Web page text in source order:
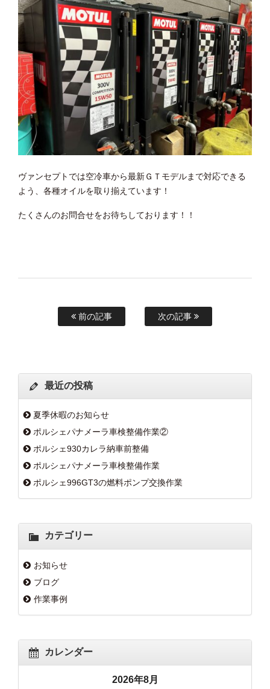
ヴァンセプトでは空冷車から最新ＧＴモデルまで対応できる
よう、各種オイルを取り揃えています！
たくさんのお問合せをお待ちしております！！
前の記事 次の記事
最近の投稿
夏季休暇のお知らせ
ポルシェパナメーラ車検整備作業②
ポルシェ930カレラ納車前整備
ポルシェパナメーラ車検整備作業
ポルシェ996GT3の燃料ポンプ交換作業
カテゴリー
お知らせ
ブログ
作業事例
カレンダー
2026年8月